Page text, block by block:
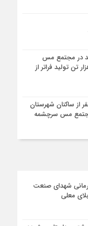
در مجتمع مس
/ تحقق ۹۴۰ هزار تن تولید فراتر از
حدود ۲۵۰۰‌ نفر از ساکنان شهرستان
مجتمع مس سرچشمه
شهدای صنعت
معلی